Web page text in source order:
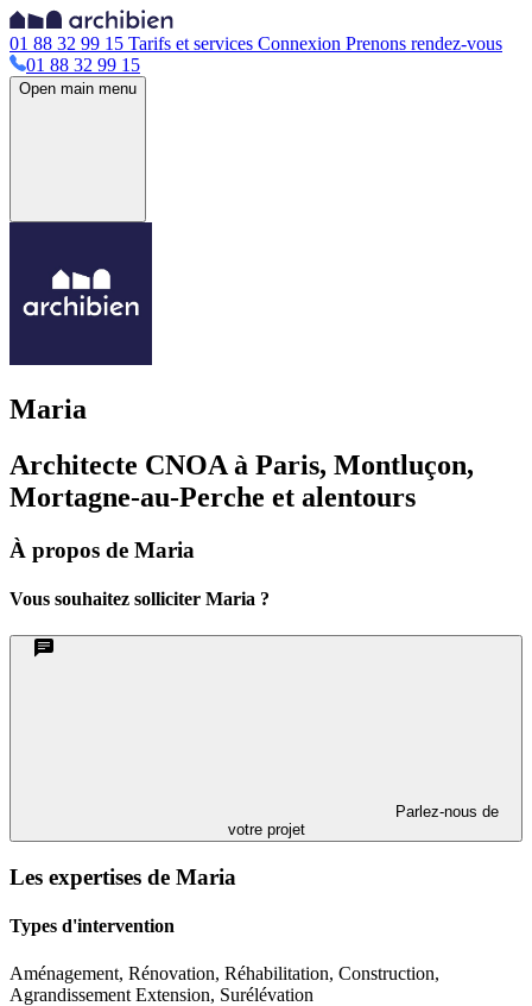
01 88 32 99 15 Tarifs et services Connexion Prenons rendez-vous
01 88 32 99 15
Open main menu
Maria
Architecte CNOA à Paris, Montluçon,
Mortagne-au-Perche et alentours
À propos de Maria
Vous souhaitez solliciter Maria ?
Parlez-nous de
votre projet
Les expertises de Maria
Types d'intervention
Aménagement, Rénovation, Réhabilitation, Construction,
Agrandissement Extension, Surélévation